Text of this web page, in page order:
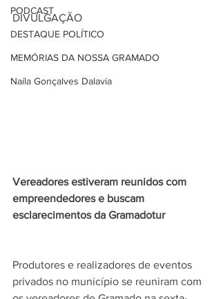
PODCAST
DESTAQUE POLÍTICO
MEMÓRIAS DA NOSSA GRAMADO
Naíla Gonçalves Dalavia
DIVULGAÇÃO
Vereadores estiveram reunidos com
empreendedores e buscam
esclarecimentos da Gramadotur
Produtores e realizadores de eventos
privados no município se reuniram com